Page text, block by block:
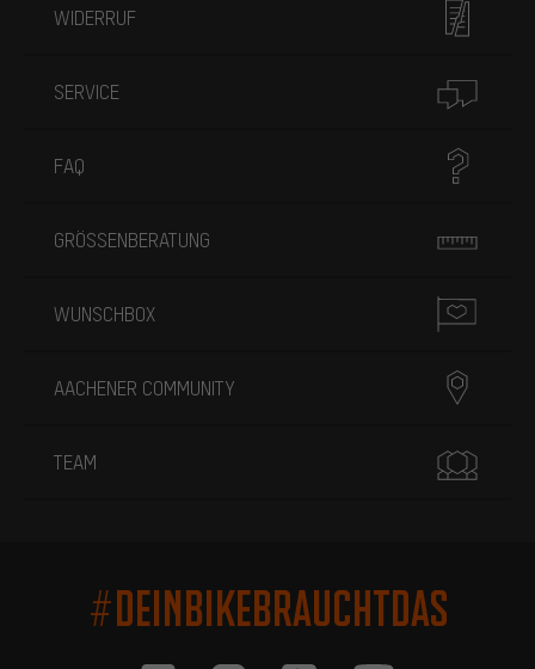
WIDERRUF
SERVICE
FAQ
GRÖSSENBERATUNG
WUNSCHBOX
AACHENER COMMUNITY
TEAM
#DEINBIKEBRAUCHTDAS